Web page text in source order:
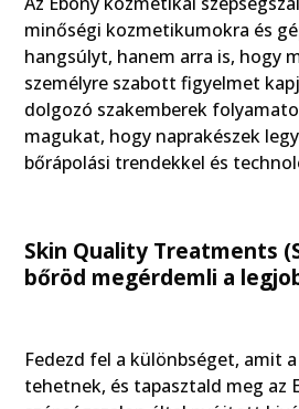
minőségi kozmetikumokra és
hangsúlyt, hanem arra is, hogy
személyre szabott figyelmet
dolgozó szakemberek
magukat, hogy naprakészek
bőrápolási trendekkel és
Skin Quality Treatments
bőröd megérdemli a
Fedezd fel a különbséget, amit
tehetnek, és tapasztald meg az